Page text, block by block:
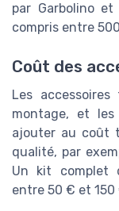
par Garbolino
compris entre
Coût des
Les
montage, et les
ajouter au coût
qualité, par
Un kit complet
entre 50 € et 150